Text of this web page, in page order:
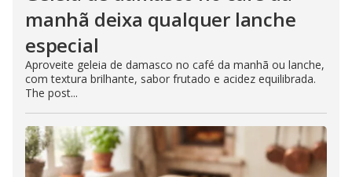
manhã deixa qualquer lanche
especial
Aproveite geleia de damasco no café da manhã ou lanche,
com textura brilhante, sabor frutado e acidez equilibrada.
The post...